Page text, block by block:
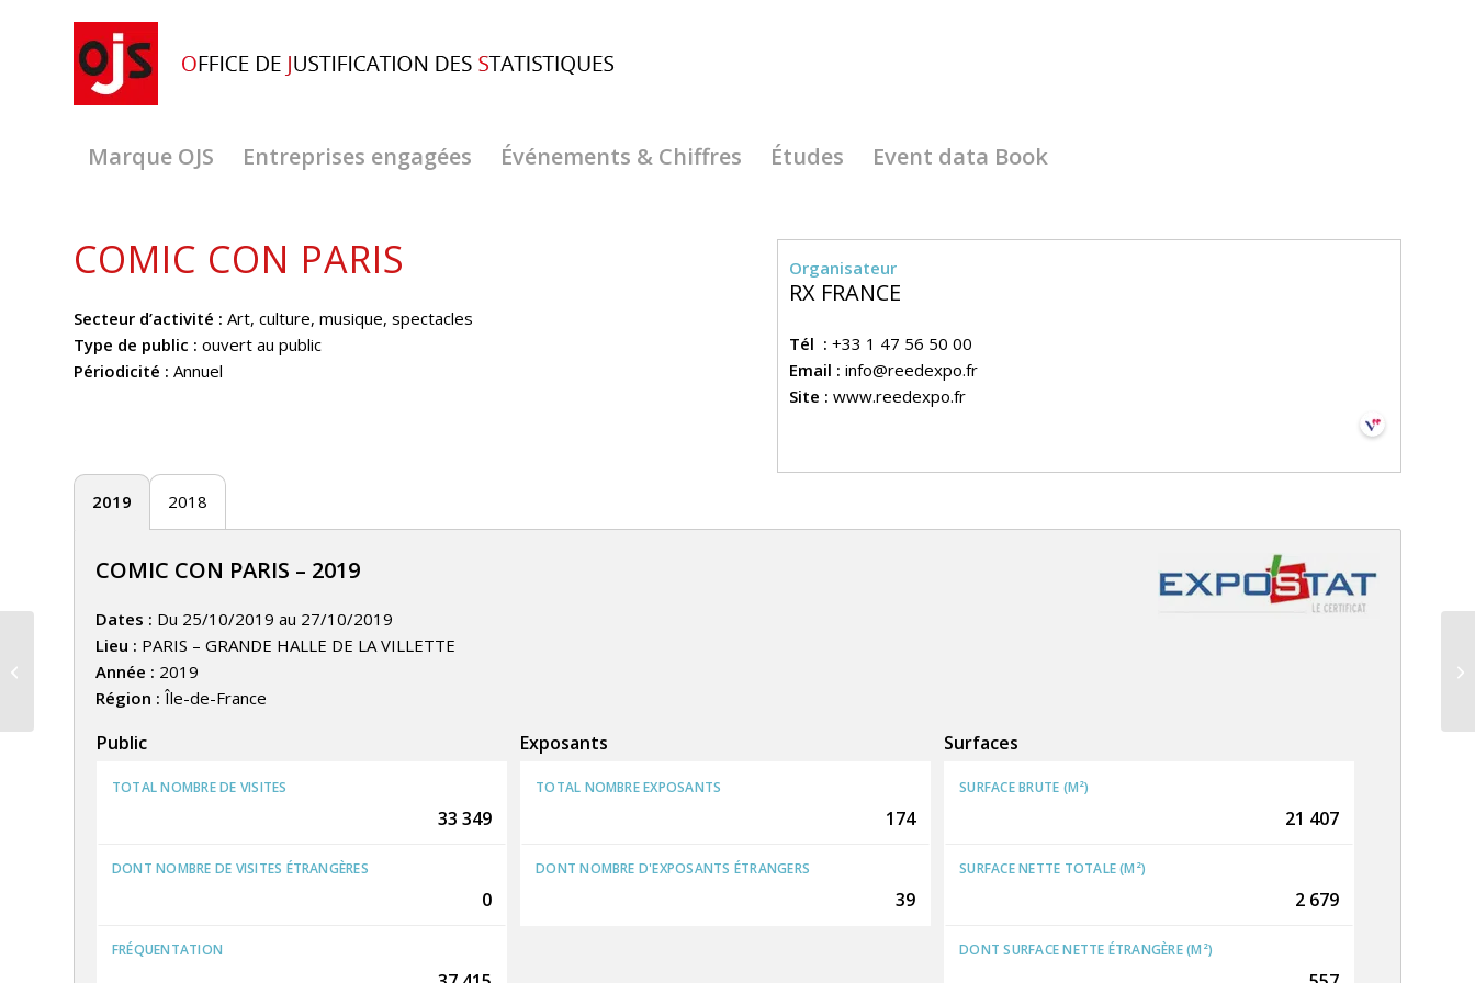
Marque OJS Entreprises engagées Événements & Chiffres Études Event data Book
COMIC CON PARIS
Secteur d’activité : Art, culture, musique, spectacles
Type de public : ouvert au public
Périodicité : Annuel
Organisateur
RX FRANCE
Tél : +33 1 47 56 50 00
Email : info@reedexpo.fr
Site : www.reedexpo.fr
2019 2018
COMIC CON PARIS – 2019
Dates : Du 25/10/2019 au 27/10/2019
Lieu : PARIS – GRANDE HALLE DE LA VILLETTE
Année : 2019
Région : Île-de-France
Public
TOTAL NOMBRE DE VISITES
33 349
DONT NOMBRE DE VISITES ÉTRANGÈRES
0
FRÉQUENTATION
Exposants
TOTAL NOMBRE EXPOSANTS
174
DONT NOMBRE D'EXPOSANTS ÉTRANGERS
39
Surfaces
SURFACE BRUTE (M²)
21 407
SURFACE NETTE TOTALE (M²)
2 679
DONT SURFACE NETTE ÉTRANGÈRE (M²)
CANNES YACHTING FESTIVAL